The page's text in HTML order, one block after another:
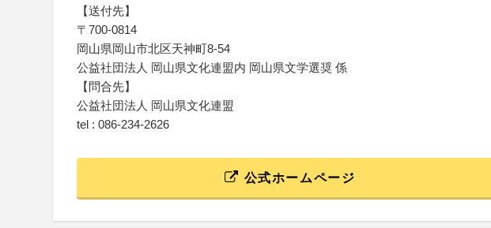
【送付先】
〒700-0814
岡山県岡山市北区天神町8-54
公益社団法人 岡山県文化連盟内 岡山県文学選奨 係
【問合先】
公益社団法人 岡山県文化連盟
tel : 086-234-2626
公式ホームページ